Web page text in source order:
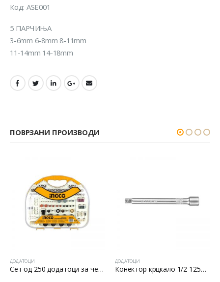
Код: ASE001
5 ПАРЧИЊА
3-6mm 6-8mm 8-11mm
11-14mm 14-18mm
ПОВРЗАНИ ПРОИЗВОДИ
ДОДАТОЦИ
Сет од 250 додатоци за челна брусилка
ДОДАТОЦИ
Конектор крцкало 1/2 125мм